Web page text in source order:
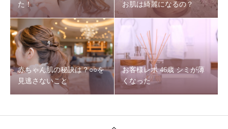
た！
お肌は綺麗になるの？
赤ちゃん肌の秘訣は？○○を
見逃さないこと
お客様レポ 46歳 シミが薄
くなった